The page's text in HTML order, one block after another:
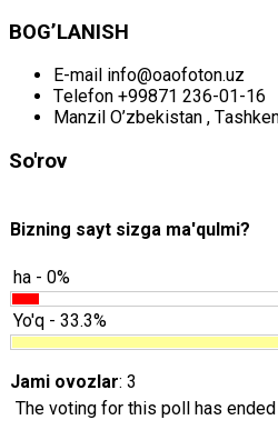
BОG’LАNISH
E-mail info@oaofoton.uz
Tеlеfоn +99871 236-01-16
Mаnzil O’zbеkistаn ,
So'rov
Bizning sayt sizga ma'qulmi?
ha - 0%
Yo'q - 33.3%
Jami ovozlar: 3
The voting for this poll has ended